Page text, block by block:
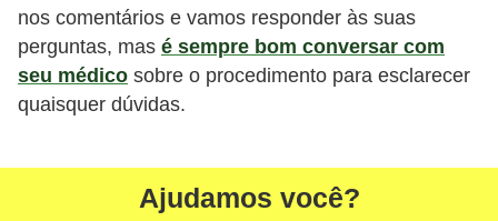
nos comentários e vamos responder às suas
perguntas, mas é sempre bom conversar com
seu médico sobre o procedimento para esclarecer
quaisquer dúvidas.
Ajudamos você?